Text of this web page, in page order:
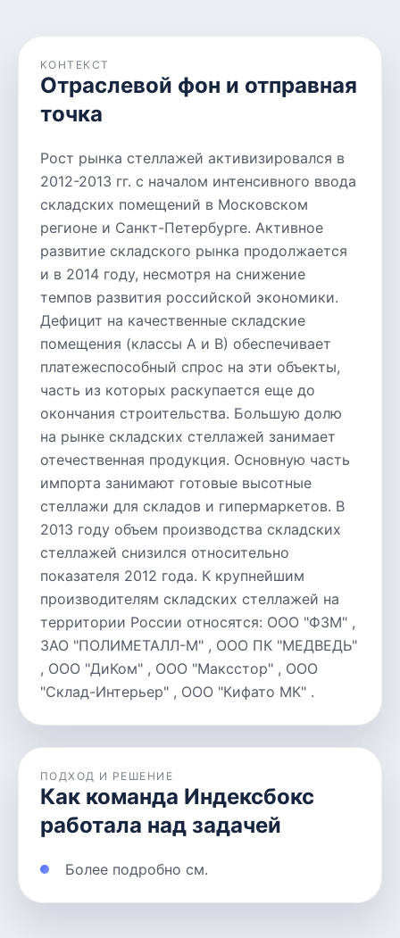
КОНТЕКСТ
Отраслевой фон и отправная
точка
Рост рынка стеллажей активизировался в
2012-2013 гг. с началом интенсивного ввода
складских помещений в Московском
регионе и Санкт-Петербурге. Активное
развитие складского рынка продолжается
и в 2014 году, несмотря на снижение
темпов развития российской экономики.
Дефицит на качественные складские
помещения (классы А и В) обеспечивает
платежеспособный спрос на эти объекты,
часть из которых раскупается еще до
окончания строительства. Большую долю
на рынке складских стеллажей занимает
отечественная продукция. Основную часть
импорта занимают готовые высотные
стеллажи для складов и гипермаркетов. В
2013 году объем производства складских
стеллажей снизился относительно
показателя 2012 года. К крупнейшим
производителям складских стеллажей на
территории России относятся: ООО "ФЗМ" ,
ЗАО "ПОЛИМЕТАЛЛ-М" , ООО ПК "МЕДВЕДЬ"
, ООО "ДиКом" , ООО "Максстор" , ООО
"Склад-Интерьер" , ООО "Кифато МК" .
ПОДХОД И РЕШЕНИЕ
Как команда Индексбокс
работала над задачей
Более подробно см.